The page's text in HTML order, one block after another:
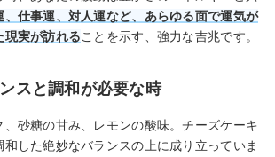
、仕事運、対人運など、あらゆる面で運気が
現実が訪れることを示す、強力な吉兆です。
スと調和が必要な時
砂糖の甘み、レモンの酸味。チーズケーキ
した絶妙なバランスの上に成り立っていま